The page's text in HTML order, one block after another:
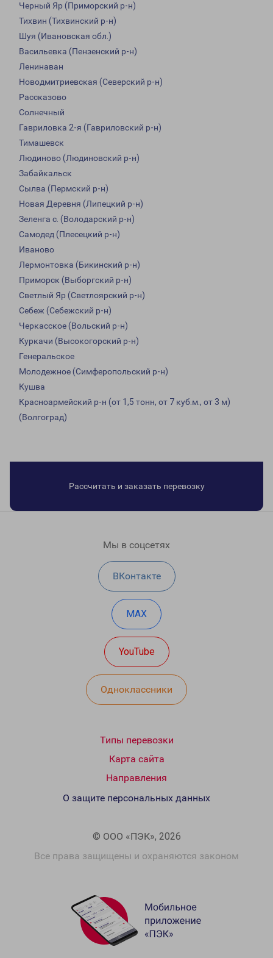
Черный Яр (Приморский р-н)
Тихвин (Тихвинский р-н)
Шуя (Ивановская обл.)
Васильевка (Пензенский р-н)
Ленинаван
Новодмитриевская (Северский р-н)
Рассказово
Солнечный
Гавриловка 2-я (Гавриловский р-н)
Тимашевск
Людиново (Людиновский р-н)
Забайкальск
Сылва (Пермский р-н)
Новая Деревня (Липецкий р-н)
Зеленга с. (Володарский р-н)
Самодед (Плесецкий р-н)
Иваново
Лермонтовка (Бикинский р-н)
Приморск (Выборгский р-н)
Светлый Яр (Светлоярский р-н)
Себеж (Себежский р-н)
Черкасское (Вольский р-н)
Куркачи (Высокогорский р-н)
Генеральское
Молодежное (Симферопольский р-н)
Кушва
Красноармейский р-н (от 1,5 тонн, от 7 куб.м., от 3 м)
(Волгоград)
Рассчитать и заказать перевозку
Мы в соцсетях
ВКонтакте
MAX
YouTube
Одноклассники
Типы перевозки
Карта сайта
Направления
© ООО «ПЭК», 2026
Все права защищены и охраняются законом
О защите персональных данных